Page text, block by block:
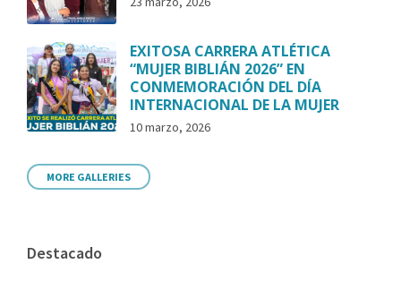
EXITOSA CARRERA ATLÉTICA
“MUJER BIBLIÁN 2026” EN
CONMEMORACIÓN DEL DÍA
INTERNACIONAL DE LA MUJER
10 marzo, 2026
MORE GALLERIES
Destacado